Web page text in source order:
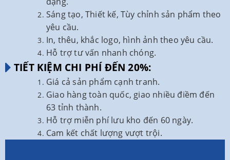
Sáng tạo, Thiết kế, Tùy chỉnh sản phẩm theo
yêu cầu.
In, thêu, khắc logo, hình ảnh theo yêu cầu.
Hỗ trợ tư vấn nhanh chóng.
TIẾT KIỆM CHI PHÍ ĐẾN 20%:
Giá cả sản phẩm cạnh tranh.
Giao hàng toàn quốc, giao nhiều điềm đến
63 tỉnh thành.
Hỗ trợ miễn phí lưu kho đến 60 ngày.
Cam kết chất lượng vượt trội.